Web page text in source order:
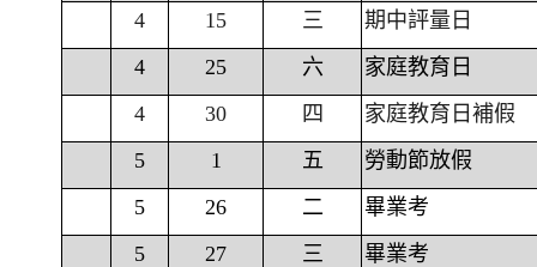
4
15 三
期中評量日
4
25 六
家庭教育日
4
30 四
家庭教育日補假
5
1 五
勞動節放假
5
26 二
畢業考
5
27 三
畢業考